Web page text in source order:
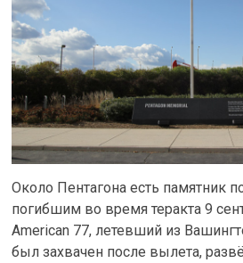
Около Пентагона есть памятник
погибшим во время теракта 9
American 77, летевший из
был захвачен после вылета,